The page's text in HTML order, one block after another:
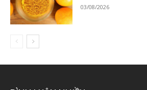
03/08/2026